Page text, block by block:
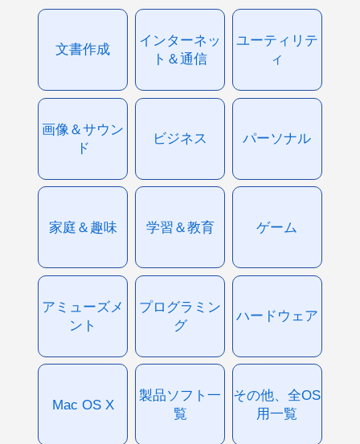
文書作成
インターネッ
ト＆通信
ユーティリテ
ィ
画像＆サウン
ド
ビジネス パーソナル
家庭＆趣味 学習＆教育 ゲーム
アミューズメ
ント
プログラミン
グ
ハードウェア
Mac OS X
製品ソフト一
覧
その他、全OS
用一覧